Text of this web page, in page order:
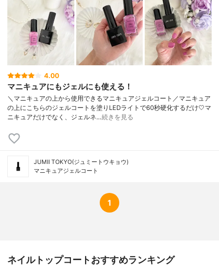
4.00
マニキュアにもジェルにも使える！
＼マニキュアの上から使用できるマニキュアジェルコート／マニキュア
の上にこちらのジェルコートを塗りLEDライトで60秒硬化するだけ🤍マ
ニキュアだけでなく、ジェルネ…続きを見る
JUMII TOKYO(ジュミートウキョウ)
マニキュアジェルコート
1
ネイルトップコートおすすめランキング